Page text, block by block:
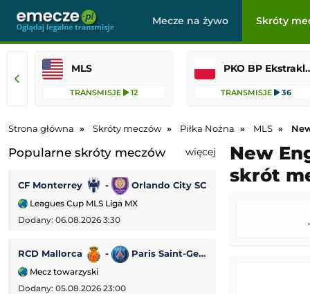
Mecze na żywo Skróty
MLS
TRANSMISJE 12
PKO BP
TRANSMISJE 36
Strona główna Skróty meczów Piłka Nożna MLS
Popularne skróty meczów więcej
CF Monterrey - Orlando City SC
Leagues Cup MLS Liga MX
Dodany: 06.08.2026 3:30
RCD Mallorca - Paris Saint-Germain
Mecz towarzyski
Dodany: 05.08.2026 23:00
US Sassuolo
New
skrót